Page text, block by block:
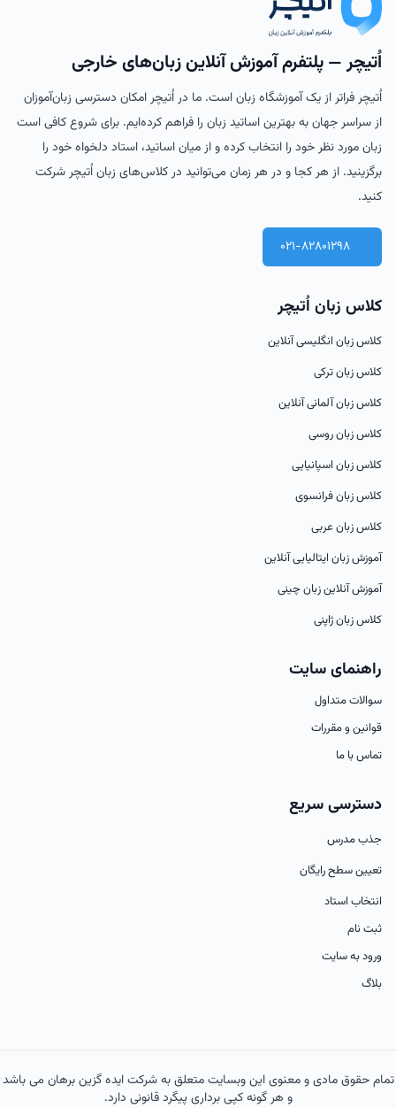
اُتیچر — پلتفرم آموزش آنلاین زبان‌های خارجی
اُتیچر فراتر از یک آموزشگاه زبان است. ما در اُتیچر امکان دسترسی زبان‌آموزان
از سراسر جهان به بهترین اساتید زبان را فراهم کرده‌ایم. برای شروع کافی است
زبان مورد نظر خود را انتخاب کرده و از میان اساتید، استاد دلخواه خود را
برگزینید. از هر کجا و در هر زمان می‌توانید در کلاس‌های زبان اُتیچر شرکت
کنید.
021-82801298
کلاس زبان اُتیچر
کلاس زبان انگلیسی آنلاین
کلاس زبان ترکی
کلاس زبان آلمانی آنلاین
کلاس زبان روسی
کلاس زبان اسپانیایی
کلاس زبان فرانسوی
کلاس زبان عربی
آموزش زبان ایتالیایی آنلاین
آموزش آنلاین زبان چینی
کلاس زبان ژاپنی
راهنمای سایت
سوالات متداول
قوانین و مقررات
تماس با ما
دسترسی سریع
جذب مدرس
تعیین سطح رایگان
انتخاب استاد
ثبت نام
ورود به سایت
بلاگ
تمام حقوق مادی و معنوی این وبسایت متعلق به شرکت ایده گزین برهان می باشد
و هر گونه کپی برداری پیگرد قانونی دارد.